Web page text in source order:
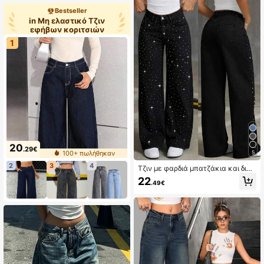
Bestseller
in Μη ελαστικό Τζιν
εφήβων κοριτσιών
1
20.29€
100+ πωλήθηκαν
2
3 4
5
Τζιν με φαρδιά μπατζάκια και διακ
όσμηση με στρας για έφηβες κοπέ
λες
22.49€